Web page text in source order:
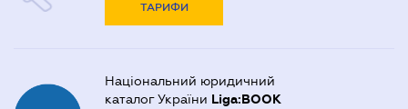
ТАРИФИ
Національний юридичний
каталог України Liga:BOOK